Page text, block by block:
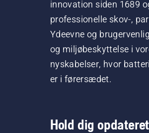
innovation siden 1689
professionelle skov-,
Ydeevne og
og miljøbeskyttelse i
nyskabelser, hvor
er i førersædet.
Hold dig